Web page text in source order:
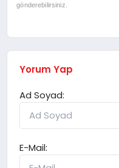
gönderebilirsiniz.
Yorum Yap
Ad Soyad:
E-Mail: